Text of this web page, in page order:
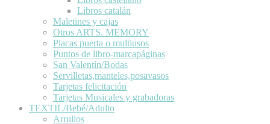
Libros catalán
Maletines y cajas
Otros ARTS. MEMORY
Placas puerta o multiusos
Puntos de libro-marcapáginas
San Valentín/Bodas
Servilletas,manteles,posavasos
Tarjetas felicitación
Tarjetas Musicales y grabadoras
TEXTIL/Bebé/Adulto
Arrullos